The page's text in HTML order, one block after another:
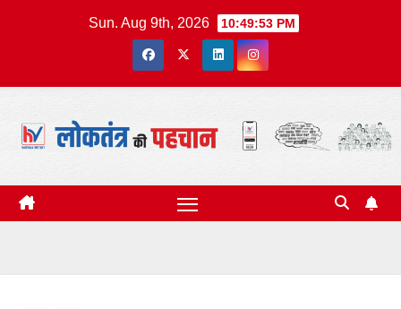
Sun. Aug 9th, 2026 10:49:54 PM